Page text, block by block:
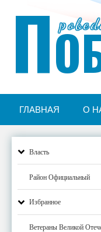
П
ГЛАВНАЯ О
Власть
Район Официальный
Избранное
Ветераны Великой